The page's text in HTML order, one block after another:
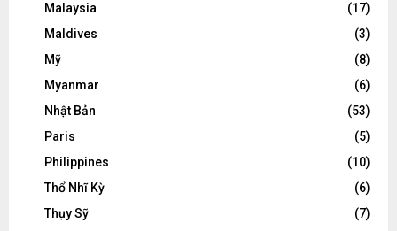
Malaysia
(17)
Maldives
(3)
Mỹ
(8)
Myanmar
(6)
Nhật Bản
(53)
Paris
(5)
Philippines
(10)
Thổ Nhĩ Kỳ
(6)
Thụy Sỹ
(7)